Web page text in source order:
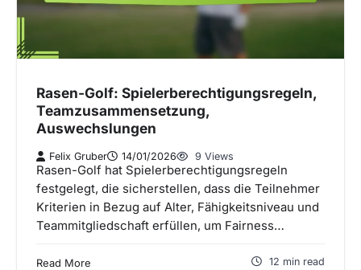
Rasen-Golf: Spielerberechtigungsregeln,
Teamzusammensetzung,
Auswechslungen
Felix Gruber 14/01/2026 9 Views
Rasen-Golf hat Spielerberechtigungsregeln
festgelegt, die sicherstellen, dass die Teilnehmer
Kriterien in Bezug auf Alter, Fähigkeitsniveau und
Teammitgliedschaft erfüllen, um Fairness…
Read More 12 min read